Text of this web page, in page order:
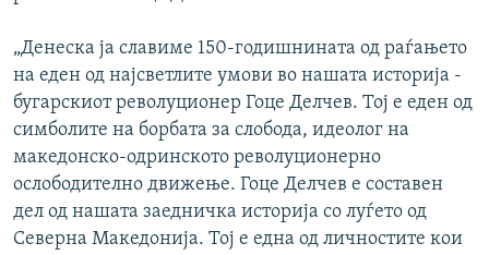
„Денеска ја славиме 150-годишнината од раѓањето
на еден од најсветлите умови во нашата историја -
бугарскиот револуционер Гоце Делчев. Тој е еден од
симболите на борбата за слобода, идеолог на
македонско-одринското револуционерно
ослободително движење. Гоце Делчев е составен
дел од нашата заедничка историја со луѓето од
Северна Македонија. Тој е една од личностите кои